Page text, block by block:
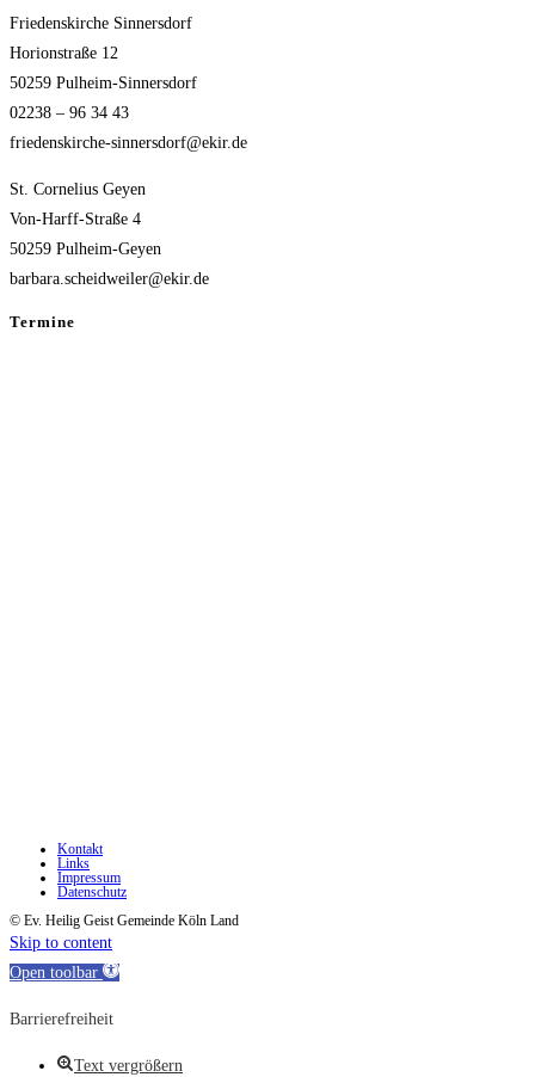
Friedenskirche Sinnersdorf
Horionstraße 12
50259 Pulheim-Sinnersdorf
02238 – 96 34 43
friedenskirche-sinnersdorf@ekir.de
St. Cornelius Geyen
Von-Harff-Straße 4
50259 Pulheim-Geyen
barbara.scheidweiler@ekir.de
Termine
Kontakt
Links
Impressum
Datenschutz
© Ev. Heilig Geist Gemeinde Köln Land
Skip to content
Open toolbar
Barrierefreiheit
Text vergrößern